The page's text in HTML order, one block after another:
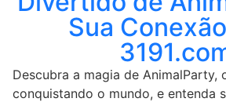
Sua
Descubra a magia de AnimalParty,
conquistando o mundo, e entenda